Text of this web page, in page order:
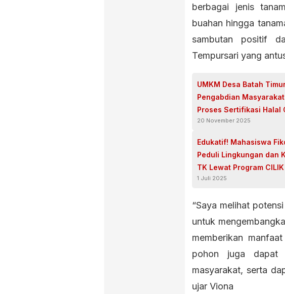
berbagai jenis
buahan hingga
sambutan positif
Tempursari yang
UMKM Desa Batah
Pengabdian
Proses Sertifikasi Halal
20 November 2025
Edukatif! Mahasiswa
Peduli Lingkungan dan
TK Lewat Program
Keren!”
1 Juli 2025
“Saya melihat
untuk
memberikan
pohon juga dapat
masyarakat, serta
ujar Viona